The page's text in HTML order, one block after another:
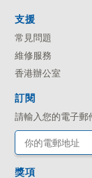
支援
常見問題
維修服務
香港辦公室
訂閱
請輸入您的電子郵
獎項